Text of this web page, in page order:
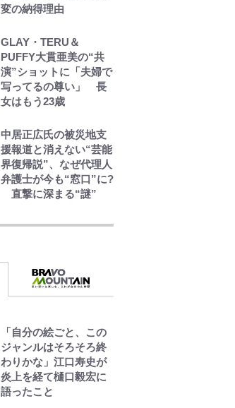
ードなのにズルい｣｢こ
｢守り方かっこよすぎ｣
上田綺世が妻の“ワンオ
ペ騒動”に家族写真でア
ンサー！ボールも嫁の
応”に新婚の板倉、久
保、長友夫妻も続々エ
ール！
変の納得理由
GLAY・TERU＆
PUFFY大貫亜美の“共
演”ショットに「夫婦で
写ってるの尊い」 長
女はもう23歳
中居正広氏の被災地支
援報道と消えない“芸能
界復帰説”、なぜ代理人
弁護士が今も“窓口”に?
直撃に深まる“謎”
に妊娠しました~詰んだ
です~ 第1話
ョン攻略~ 第65話(1)
公式-超難関ダンジョン
で10万年修行した結
果、世界最強に~最弱無
「自分の絵ごと、この
ジャンルはそろそろ終
わりかな」江口寿史が
炎上を経て樋口毅宏に
語ったこと